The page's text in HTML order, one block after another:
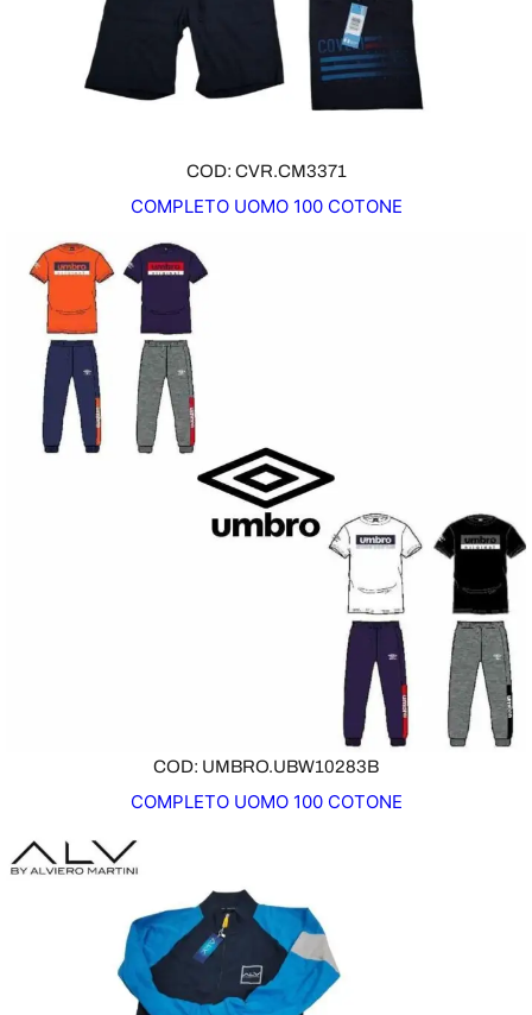
COD: CVR.CM3371
COMPLETO UOMO 100 COTONE
COD: UMBRO.UBW10283B
COMPLETO UOMO 100 COTONE